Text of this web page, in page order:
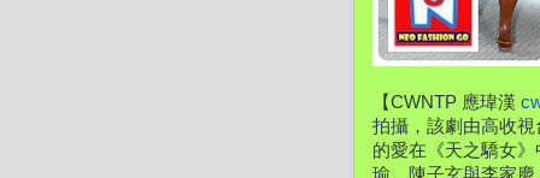
【CWNTP 應瑋漢
拍攝，該劇由高收
的愛在《天之驕女